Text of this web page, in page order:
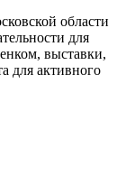
области
для
выставки,
для активного